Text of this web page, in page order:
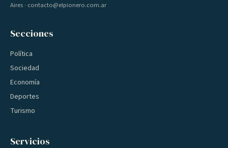
Aires · contacto@elpionero.com.ar
Secciones
Política
Sociedad
Economía
Deportes
Turismo
Servicios